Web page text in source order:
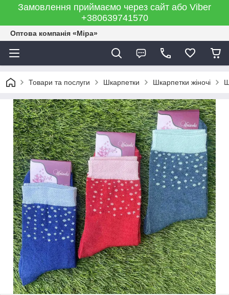
Замовлення приймаємо через сайт або Viber
+380639741570
Оптова компанія «Міра»
Товари та послуги Шкарпетки Шкарпетки жіночі